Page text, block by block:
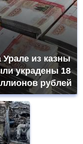
Урале из казны
украдены 18
рублей